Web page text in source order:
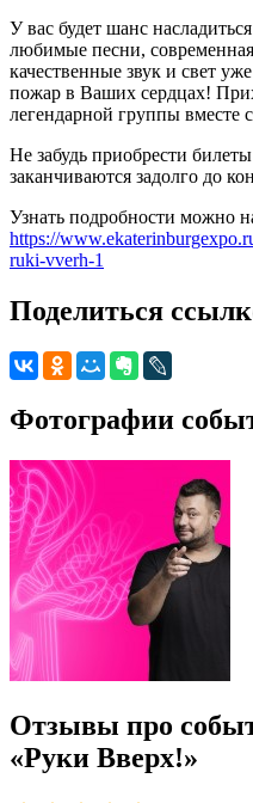
У вас будет шанс
любимые песни,
качественные звук и свет
пожар в Ваших сердцах!
легендарной группы вместе
Не забудь приобрести
заканчиваются задолго до
Узнать подробности можно
https://
ruki-vverh-1
Поделиться
Фотографии
Отзывы про
«Руки Вверх!»